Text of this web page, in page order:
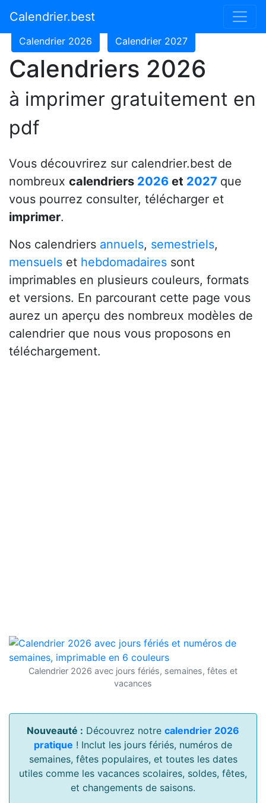
Calendrier.best
Calendrier 2024
Calendrier 2026 Calendrier 2027
Calendriers 2026
à imprimer gratuitement en
pdf
Vous découvrirez sur calendrier.best de
nombreux calendriers 2026 et 2027 que
vous pourrez consulter, télécharger et
imprimer.
Nos calendriers annuels, semestriels,
mensuels et hebdomadaires sont
imprimables en plusieurs couleurs, formats
et versions. En parcourant cette page vous
aurez un aperçu des nombreux modèles de
calendrier que nous vous proposons en
téléchargement.
Calendrier 2026 avec jours fériés, semaines, fêtes et
vacances
Nouveauté : Découvrez notre calendrier 2026
pratique ! Inclut les jours fériés, numéros de
semaines, fêtes populaires, et toutes les dates
utiles comme les vacances scolaires, soldes, fêtes,
et changements de saisons.